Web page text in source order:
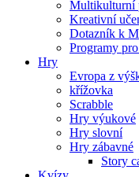
Multikulturní
Kreativní
Dotazník k
Programy
Hry
Evropa z
křížovka
Scrabble
Hry výukové
Hry slovní
Hry zábavné
Story